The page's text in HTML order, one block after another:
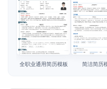
AI 职场工具 New
简历模板
简历教程
查看模板
全职业通用简历模板
查看模板
简洁简历